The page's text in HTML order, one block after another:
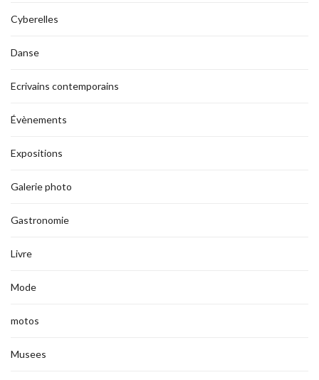
Cyberelles
Danse
Ecrivains contemporains
Évènements
Expositions
Galerie photo
Gastronomie
Livre
Mode
motos
Musees